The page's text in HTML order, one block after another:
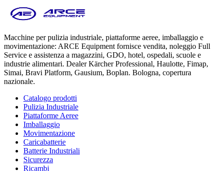
Macchine per pulizia industriale, piattaforme aeree, imballaggio e
movimentazione: ARCE Equipment fornisce vendita, noleggio Full
Service e assistenza a magazzini, GDO, hotel, ospedali, scuole e
industrie alimentari. Dealer Kärcher Professional, Haulotte, Fimap,
Simai, Bravi Platform, Gausium, Boplan. Bologna, copertura
nazionale.
Catalogo prodotti
Pulizia Industriale
Piattaforme Aeree
Imballaggio
Movimentazione
Caricabatterie
Batterie Industriali
Sicurezza
Ricambi